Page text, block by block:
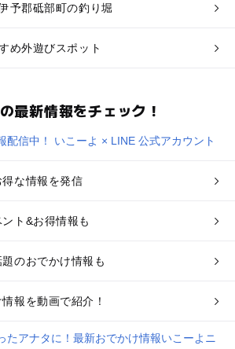
予郡砥部町の釣り堀
め外遊びスポット
最新情報をチェック！
な情報を発信
ト&お得情報も
のおでかけ情報も
報を動画で紹介！